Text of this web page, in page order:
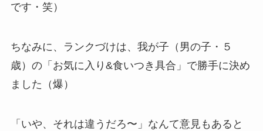
です・笑）
ちなみに、ランクづけは、我が子（男の子・５
歳）の「お気に入り&食いつき具合」で勝手に決め
ました（爆）
「いや、それは違うだろ〜」なんて意見もあると